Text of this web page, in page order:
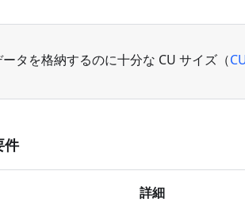
タを格納するのに十分な CU サイズ（
件
詳細